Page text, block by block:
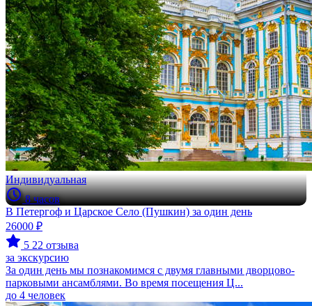
Индивидуальная
8 часов
В Петергоф и Царское Село (Пушкин) за один день
26000 ₽
5 22 отзыва
за экскурсию
За один день мы познакомимся с двумя главными дворцово-
парковыми ансамблями. Во время посещения Ц...
до 4 человек